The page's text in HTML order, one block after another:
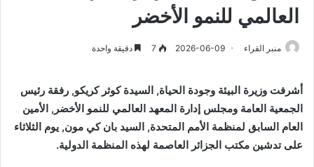
العالمي للنمو الأخضر
منبر القراء 2026-06-09
7 دقيقة واحدة
أشرفت وزيرة البيئة وجودة الحياة, السيدة كوثر كريكو, رفقة رئيس
الجمعية العامة ومجلس إدارة المعهد العالمي للنمو الأخضر, الأمين
العام السابق لمنظمة الأمم المتحدة, السيد بان كي مون, يوم الثلاثاء
على تدشين مكتب الجزائر العاصمة لهذه المنظمة الدولية.